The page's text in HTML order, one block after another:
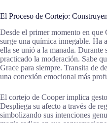
El Proceso de Cortejo:
Desde el primer momento en que
surge una química innegable. Ha
ella se unió a la manada. Durante
practicado la moderación. Sabe
Grace para siempre. Transita de
una conexión emocional más
El cortejo de Cooper implica
Despliega su afecto a través de
simbolizando sus intenciones